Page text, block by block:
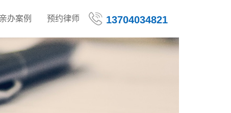
亲办案例 预约律师 13704034821